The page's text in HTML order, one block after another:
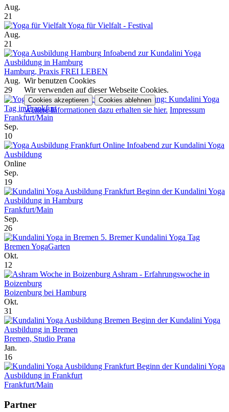
Aug.
21
Yoga für Vielfalt - Festival
Aug.
21
Infoabend zur Kundalini Yoga
Ausbildung in Hamburg
Hamburg, Praxis FREI LEBEN
Aug.
29
Schutz und Abgrenzung: Kundalini Yoga
Tag in Frankfurt
Frankfurt/Main
Sep.
10
Online Infoabend zur Kundalini Yoga
Ausbildung
Online
Sep.
19
Beginn der Kundalini Yoga
Ausbildung in Hamburg
Frankfurt/Main
Sep.
26
5. Bremer Kundalini Yoga Tag
Bremen YogaGarten
Okt.
12
Ashram - Erfahrungswoche in
Boizenburg
Boizenburg bei Hamburg
Okt.
31
Beginn der Kundalini Yoga
Ausbildung in Bremen
Bremen, Studio Prana
Jan.
16
Beginn der Kundalini Yoga
Ausbildung in Frankfurt
Frankfurt/Main
Partner
Wir benutzen Cookies
Wir verwenden auf dieser Webseite Cookies.
Cookies akzeptieren Cookies ablehnen
Weitere Informationen dazu erhalten sie hier. Impressum